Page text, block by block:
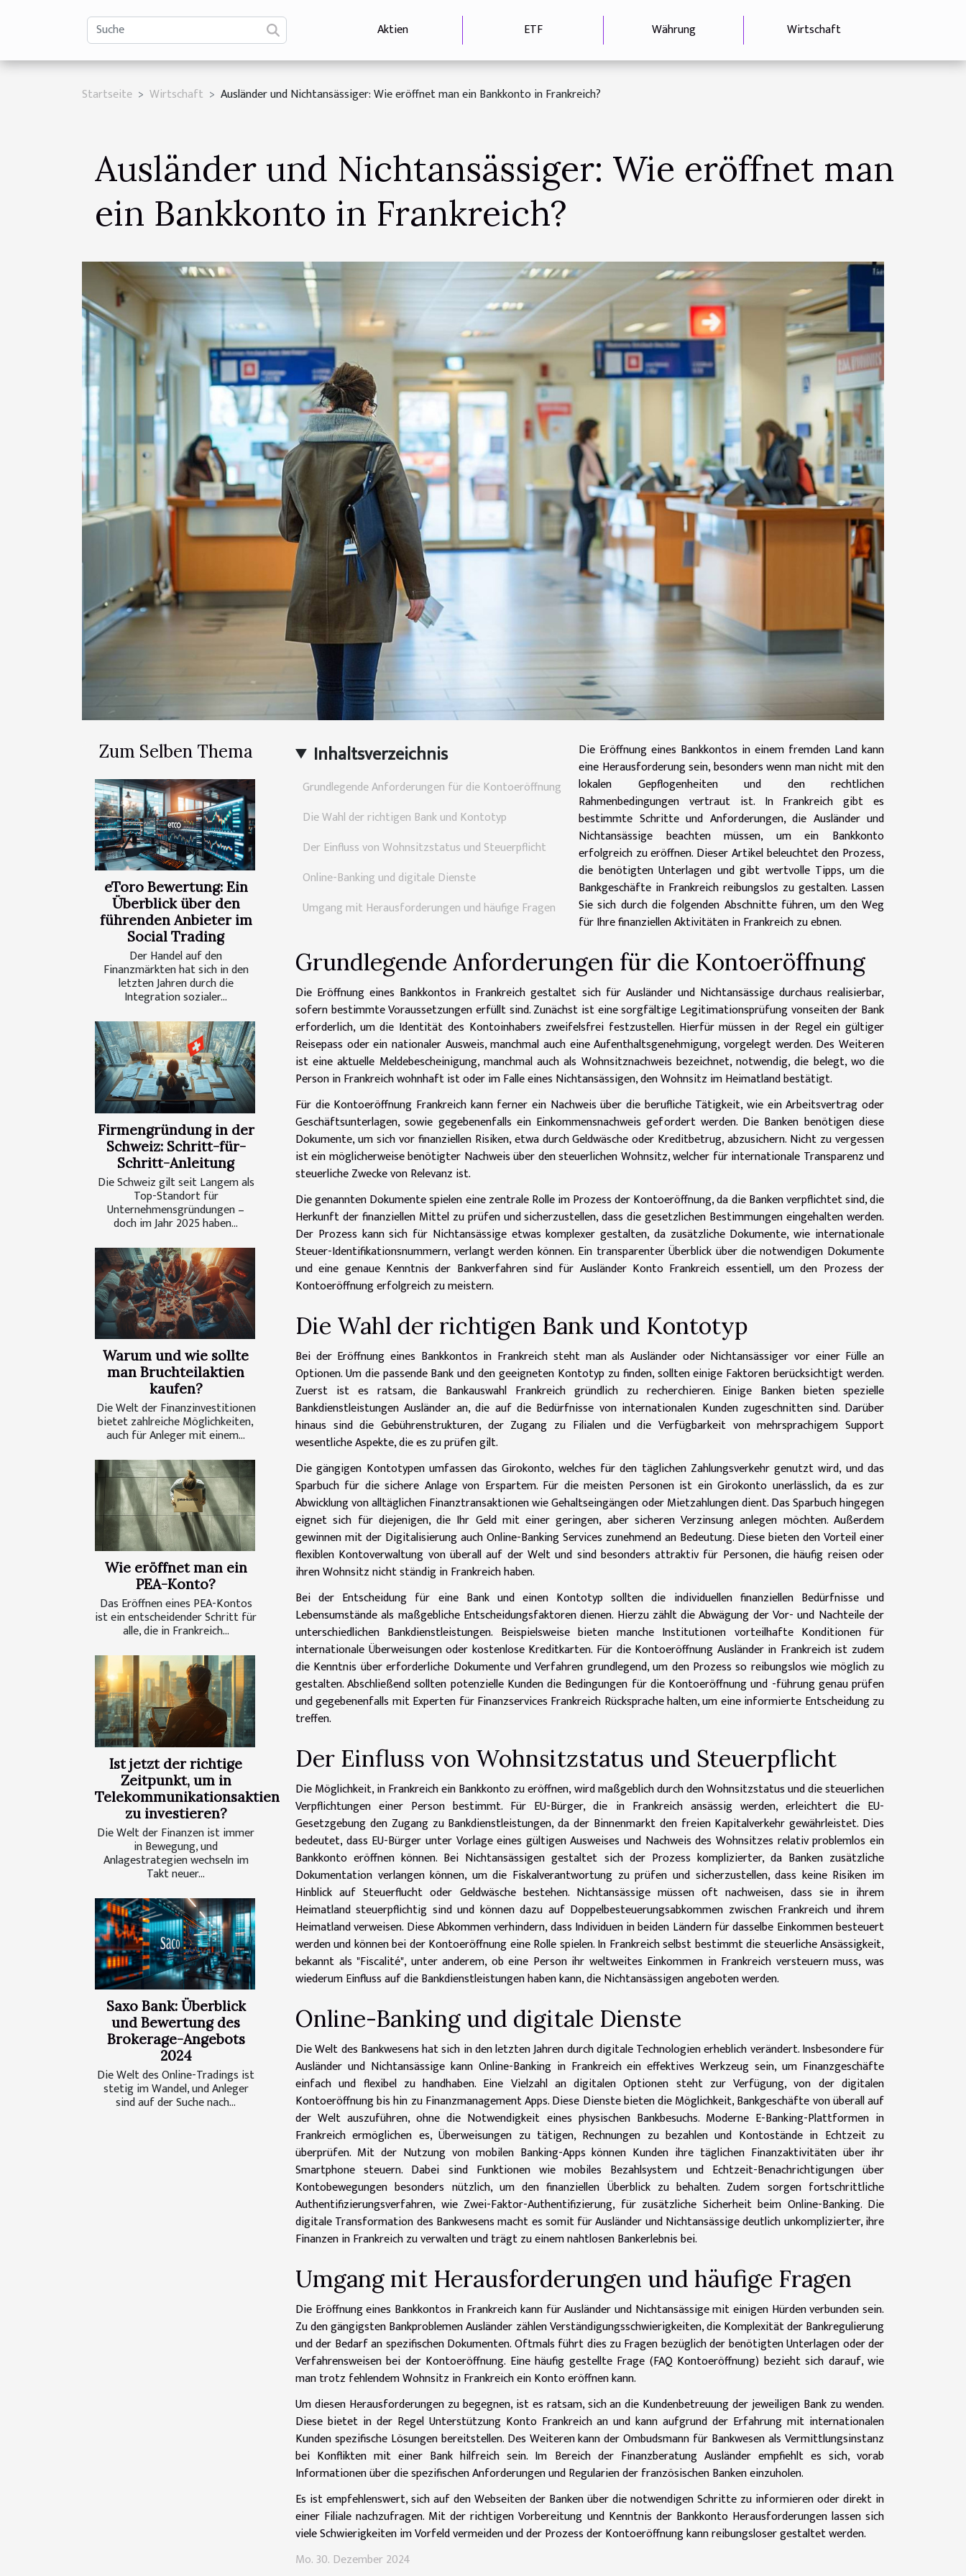
Aktien ETF Währung Wirtschaft
Startseite Wirtschaft Ausländer und Nichtansässiger: Wie eröffnet man ein Bankkonto in Frankreich?
Ausländer und Nichtansässiger: Wie eröffnet man
ein Bankkonto in Frankreich?
Zum Selben Thema
eToro Bewertung: Ein
Überblick über den
führenden Anbieter im
Social Trading
Der Handel auf den
Finanzmärkten hat sich in den
letzten Jahren durch die
Integration sozialer...
Firmengründung in der
Schweiz: Schritt-für-
Schritt-Anleitung
Die Schweiz gilt seit Langem als
Top-Standort für
Unternehmensgründungen –
doch im Jahr 2025 haben...
Warum und wie sollte
man Bruchteilaktien
kaufen?
Die Welt der Finanzinvestitionen
bietet zahlreiche Möglichkeiten,
auch für Anleger mit einem...
Wie eröffnet man ein
PEA-Konto?
Das Eröffnen eines PEA-Kontos
ist ein entscheidender Schritt für
alle, die in Frankreich...
Ist jetzt der richtige
Zeitpunkt, um in
Telekommunikationsaktien
zu investieren?
Die Welt der Finanzen ist immer
in Bewegung, und
Anlagestrategien wechseln im
Takt neuer...
Saxo Bank: Überblick
und Bewertung des
Brokerage-Angebots
2024
Die Welt des Online-Tradings ist
stetig im Wandel, und Anleger
sind auf der Suche nach...
Inhaltsverzeichnis
Grundlegende Anforderungen für die Kontoeröffnung
Die Wahl der richtigen Bank und Kontotyp
Der Einfluss von Wohnsitzstatus und Steuerpflicht
Online-Banking und digitale Dienste
Umgang mit Herausforderungen und häufige Fragen
Die Eröffnung eines Bankkontos in einem fremden Land kann
eine Herausforderung sein, besonders wenn man nicht mit den
lokalen Gepflogenheiten und den rechtlichen
Rahmenbedingungen vertraut ist. In Frankreich gibt es
bestimmte Schritte und Anforderungen, die Ausländer und
Nichtansässige beachten müssen, um ein Bankkonto
erfolgreich zu eröffnen. Dieser Artikel beleuchtet den Prozess,
die benötigten Unterlagen und gibt wertvolle Tipps, um die
Bankgeschäfte in Frankreich reibungslos zu gestalten. Lassen
Sie sich durch die folgenden Abschnitte führen, um den Weg
für Ihre finanziellen Aktivitäten in Frankreich zu ebnen.
Grundlegende Anforderungen für die Kontoeröffnung
Die Eröffnung eines Bankkontos in Frankreich gestaltet sich für Ausländer und Nichtansässige durchaus realisierbar,
sofern bestimmte Voraussetzungen erfüllt sind. Zunächst ist eine sorgfältige Legitimationsprüfung vonseiten der Bank
erforderlich, um die Identität des Kontoinhabers zweifelsfrei festzustellen. Hierfür müssen in der Regel ein gültiger
Reisepass oder ein nationaler Ausweis, manchmal auch eine Aufenthaltsgenehmigung, vorgelegt werden. Des Weiteren
ist eine aktuelle Meldebescheinigung, manchmal auch als Wohnsitznachweis bezeichnet, notwendig, die belegt, wo die
Person in Frankreich wohnhaft ist oder im Falle eines Nichtansässigen, den Wohnsitz im Heimatland bestätigt.
Für die Kontoeröffnung Frankreich kann ferner ein Nachweis über die berufliche Tätigkeit, wie ein Arbeitsvertrag oder
Geschäftsunterlagen, sowie gegebenenfalls ein Einkommensnachweis gefordert werden. Die Banken benötigen diese
Dokumente, um sich vor finanziellen Risiken, etwa durch Geldwäsche oder Kreditbetrug, abzusichern. Nicht zu vergessen
ist ein möglicherweise benötigter Nachweis über den steuerlichen Wohnsitz, welcher für internationale Transparenz und
steuerliche Zwecke von Relevanz ist.
Die genannten Dokumente spielen eine zentrale Rolle im Prozess der Kontoeröffnung, da die Banken verpflichtet sind, die
Herkunft der finanziellen Mittel zu prüfen und sicherzustellen, dass die gesetzlichen Bestimmungen eingehalten werden.
Der Prozess kann sich für Nichtansässige etwas komplexer gestalten, da zusätzliche Dokumente, wie internationale
Steuer-Identifikationsnummern, verlangt werden können. Ein transparenter Überblick über die notwendigen Dokumente
und eine genaue Kenntnis der Bankverfahren sind für Ausländer Konto Frankreich essentiell, um den Prozess der
Kontoeröffnung erfolgreich zu meistern.
Die Wahl der richtigen Bank und Kontotyp
Bei der Eröffnung eines Bankkontos in Frankreich steht man als Ausländer oder Nichtansässiger vor einer Fülle an
Optionen. Um die passende Bank und den geeigneten Kontotyp zu finden, sollten einige Faktoren berücksichtigt werden.
Zuerst ist es ratsam, die Bankauswahl Frankreich gründlich zu recherchieren. Einige Banken bieten spezielle
Bankdienstleistungen Ausländer an, die auf die Bedürfnisse von internationalen Kunden zugeschnitten sind. Darüber
hinaus sind die Gebührenstrukturen, der Zugang zu Filialen und die Verfügbarkeit von mehrsprachigem Support
wesentliche Aspekte, die es zu prüfen gilt.
Die gängigen Kontotypen umfassen das Girokonto, welches für den täglichen Zahlungsverkehr genutzt wird, und das
Sparbuch für die sichere Anlage von Erspartem. Für die meisten Personen ist ein Girokonto unerlässlich, da es zur
Abwicklung von alltäglichen Finanztransaktionen wie Gehaltseingängen oder Mietzahlungen dient. Das Sparbuch hingegen
eignet sich für diejenigen, die Ihr Geld mit einer geringen, aber sicheren Verzinsung anlegen möchten. Außerdem
gewinnen mit der Digitalisierung auch Online-Banking Services zunehmend an Bedeutung. Diese bieten den Vorteil einer
flexiblen Kontoverwaltung von überall auf der Welt und sind besonders attraktiv für Personen, die häufig reisen oder
ihren Wohnsitz nicht ständig in Frankreich haben.
Bei der Entscheidung für eine Bank und einen Kontotyp sollten die individuellen finanziellen Bedürfnisse und
Lebensumstände als maßgebliche Entscheidungsfaktoren dienen. Hierzu zählt die Abwägung der Vor- und Nachteile der
unterschiedlichen Bankdienstleistungen. Beispielsweise bieten manche Institutionen vorteilhafte Konditionen für
internationale Überweisungen oder kostenlose Kreditkarten. Für die Kontoeröffnung Ausländer in Frankreich ist zudem
die Kenntnis über erforderliche Dokumente und Verfahren grundlegend, um den Prozess so reibungslos wie möglich zu
gestalten. Abschließend sollten potenzielle Kunden die Bedingungen für die Kontoeröffnung und -führung genau prüfen
und gegebenenfalls mit Experten für Finanzservices Frankreich Rücksprache halten, um eine informierte Entscheidung zu
treffen.
Der Einfluss von Wohnsitzstatus und Steuerpflicht
Die Möglichkeit, in Frankreich ein Bankkonto zu eröffnen, wird maßgeblich durch den Wohnsitzstatus und die steuerlichen
Verpflichtungen einer Person bestimmt. Für EU-Bürger, die in Frankreich ansässig werden, erleichtert die EU-
Gesetzgebung den Zugang zu Bankdienstleistungen, da der Binnenmarkt den freien Kapitalverkehr gewährleistet. Dies
bedeutet, dass EU-Bürger unter Vorlage eines gültigen Ausweises und Nachweis des Wohnsitzes relativ problemlos ein
Bankkonto eröffnen können. Bei Nichtansässigen gestaltet sich der Prozess komplizierter, da Banken zusätzliche
Dokumentation verlangen können, um die Fiskalverantwortung zu prüfen und sicherzustellen, dass keine Risiken im
Hinblick auf Steuerflucht oder Geldwäsche bestehen. Nichtansässige müssen oft nachweisen, dass sie in ihrem
Heimatland steuerpflichtig sind und können dazu auf Doppelbesteuerungsabkommen zwischen Frankreich und ihrem
Heimatland verweisen. Diese Abkommen verhindern, dass Individuen in beiden Ländern für dasselbe Einkommen besteuert
werden und können bei der Kontoeröffnung eine Rolle spielen. In Frankreich selbst bestimmt die steuerliche Ansässigkeit,
bekannt als "Fiscalité", unter anderem, ob eine Person ihr weltweites Einkommen in Frankreich versteuern muss, was
wiederum Einfluss auf die Bankdienstleistungen haben kann, die Nichtansässigen angeboten werden.
Online-Banking und digitale Dienste
Die Welt des Bankwesens hat sich in den letzten Jahren durch digitale Technologien erheblich verändert. Insbesondere für
Ausländer und Nichtansässige kann Online-Banking in Frankreich ein effektives Werkzeug sein, um Finanzgeschäfte
einfach und flexibel zu handhaben. Eine Vielzahl an digitalen Optionen steht zur Verfügung, von der digitalen
Kontoeröffnung bis hin zu Finanzmanagement Apps. Diese Dienste bieten die Möglichkeit, Bankgeschäfte von überall auf
der Welt auszuführen, ohne die Notwendigkeit eines physischen Bankbesuchs. Moderne E-Banking-Plattformen in
Frankreich ermöglichen es, Überweisungen zu tätigen, Rechnungen zu bezahlen und Kontostände in Echtzeit zu
überprüfen. Mit der Nutzung von mobilen Banking-Apps können Kunden ihre täglichen Finanzaktivitäten über ihr
Smartphone steuern. Dabei sind Funktionen wie mobiles Bezahlsystem und Echtzeit-Benachrichtigungen über
Kontobewegungen besonders nützlich, um den finanziellen Überblick zu behalten. Zudem sorgen fortschrittliche
Authentifizierungsverfahren, wie Zwei-Faktor-Authentifizierung, für zusätzliche Sicherheit beim Online-Banking. Die
digitale Transformation des Bankwesens macht es somit für Ausländer und Nichtansässige deutlich unkomplizierter, ihre
Finanzen in Frankreich zu verwalten und trägt zu einem nahtlosen Bankerlebnis bei.
Umgang mit Herausforderungen und häufige Fragen
Die Eröffnung eines Bankkontos in Frankreich kann für Ausländer und Nichtansässige mit einigen Hürden verbunden sein.
Zu den gängigsten Bankproblemen Ausländer zählen Verständigungsschwierigkeiten, die Komplexität der Bankregulierung
und der Bedarf an spezifischen Dokumenten. Oftmals führt dies zu Fragen bezüglich der benötigten Unterlagen oder der
Verfahrensweisen bei der Kontoeröffnung. Eine häufig gestellte Frage (FAQ Kontoeröffnung) bezieht sich darauf, wie
man trotz fehlendem Wohnsitz in Frankreich ein Konto eröffnen kann.
Um diesen Herausforderungen zu begegnen, ist es ratsam, sich an die Kundenbetreuung der jeweiligen Bank zu wenden.
Diese bietet in der Regel Unterstützung Konto Frankreich an und kann aufgrund der Erfahrung mit internationalen
Kunden spezifische Lösungen bereitstellen. Des Weiteren kann der Ombudsmann für Bankwesen als Vermittlungsinstanz
bei Konflikten mit einer Bank hilfreich sein. Im Bereich der Finanzberatung Ausländer empfiehlt es sich, vorab
Informationen über die spezifischen Anforderungen und Regularien der französischen Banken einzuholen.
Es ist empfehlenswert, sich auf den Webseiten der Banken über die notwendigen Schritte zu informieren oder direkt in
einer Filiale nachzufragen. Mit der richtigen Vorbereitung und Kenntnis der Bankkonto Herausforderungen lassen sich
viele Schwierigkeiten im Vorfeld vermeiden und der Prozess der Kontoeröffnung kann reibungsloser gestaltet werden.
Mo. 30. Dezember 2024